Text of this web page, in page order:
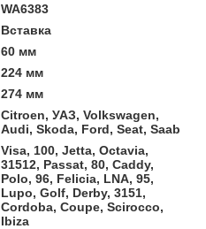
WA6383
Вставка
60 мм
224 мм
274 мм
Citroen, УАЗ, Volkswagen,
Audi, Skoda, Ford, Seat, Saab
Visa, 100, Jetta, Octavia,
31512, Passat, 80, Caddy,
Polo, 96, Felicia, LNA, 95,
Lupo, Golf, Derby, 3151,
Cordoba, Coupe, Scirocco,
Ibiza